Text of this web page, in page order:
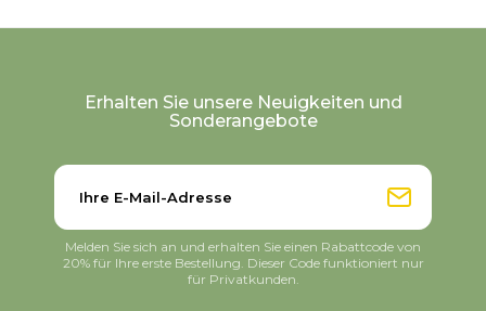
Erhalten Sie unsere Neuigkeiten und
Sonderangebote
Melden Sie sich an und erhalten Sie einen Rabattcode von
20% für Ihre erste Bestellung. Dieser Code funktioniert nur
für Privatkunden.